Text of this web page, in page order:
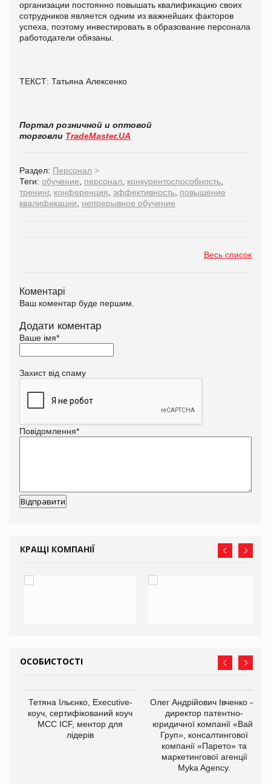
организации постоянно повышать квалификацию своих
сотрудников является одним из важнейших факторов
успеха, поэтому инвестировать в образование персонала
работодатели обязаны.
ТЕКСТ: Татьяна Алексенко
Портал розничной и оптовой
торговли TradeMaster.UA
Раздел: Персонал >
Теги: обучение персонал конкурентоспособность
тренинг, конференция эффективность повышение
квалификации
непрерывное обучение
Весь список
Коментарі
Ваш коментар буде першим.
Додати коментар
Ваше імя*
Захист від спаму
Повідомлення*
КРАЩІ КОМПАНІЇ
ОСОБИСТОСТІ
Тетяна Ільєнко, Executive-
коуч, сертифікований коуч
МСС ICF, ментор для
лідерів
Олег Андрійович Івченко —
директор патентно-
юридичної компанії «Вайз
Груп», консалтингової
компанії «Парето» та
маркетингової агенції
Myka Agency.